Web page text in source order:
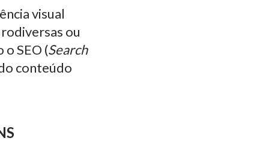
visual
ou
SEO (Search
conteúdo